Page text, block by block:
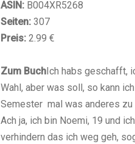
ASIN: B004XR5268
Seiten: 307
Preis: 2.99 €
Zum Buch Ich habs geschafft,
Wahl, aber was soll, so kann
Semester mal was anderes zu
Ach ja, ich bin Noemi, 19 und
verhindern das ich weg geh,